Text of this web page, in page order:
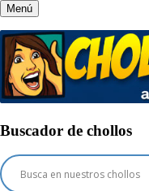
Menú
Buscador de chollos